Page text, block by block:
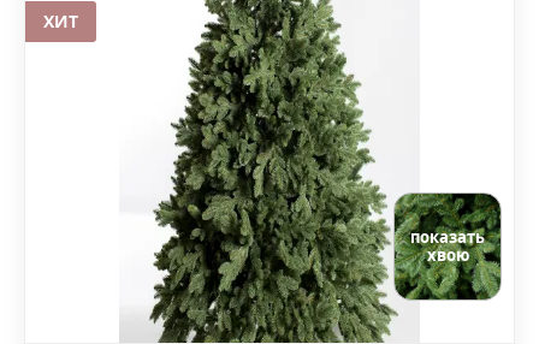
показать
хвою
ХИТ